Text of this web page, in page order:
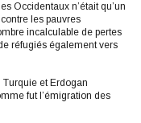
Occidentaux n’était qu’un
les pauvres
incalculable de pertes
réfugiés également vers
Turquie et Erdogan
fut l’émigration des